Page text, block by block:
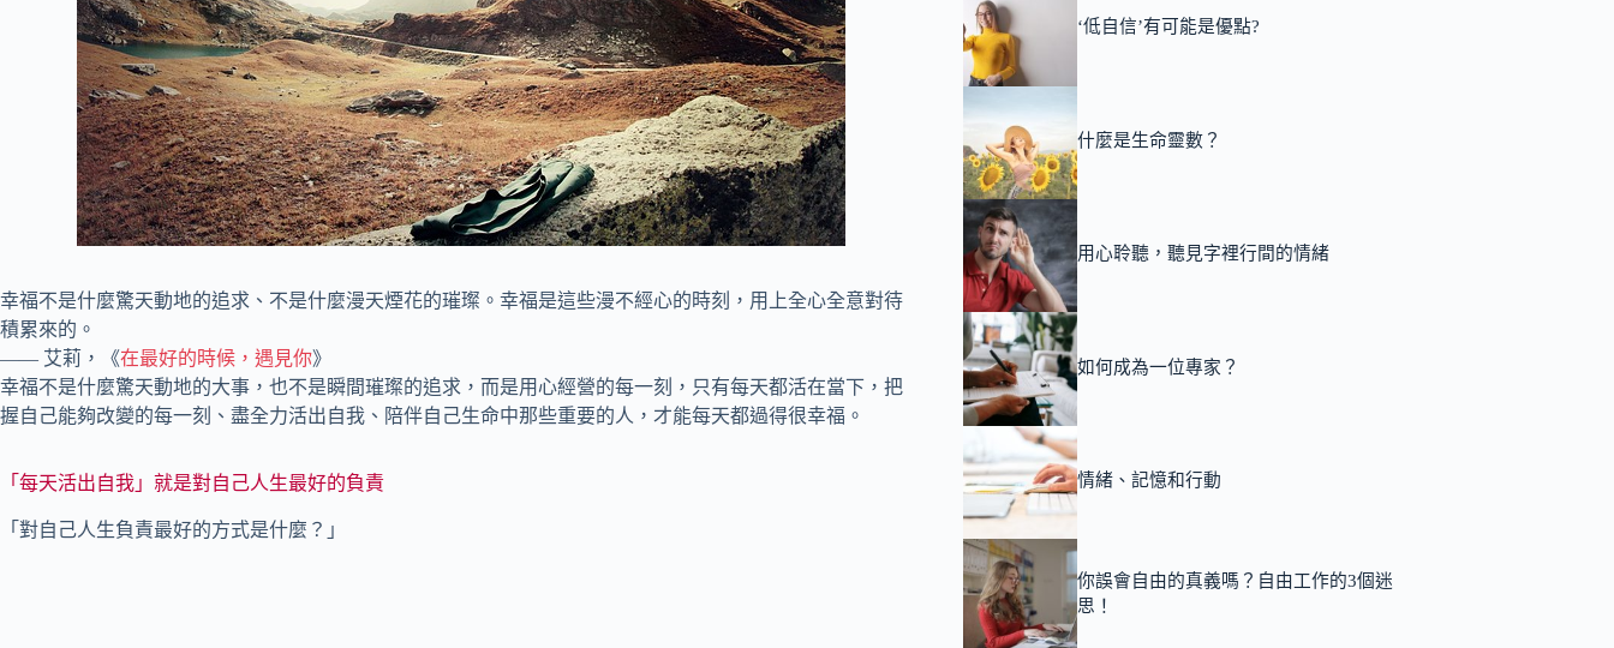
幸福不是什麼驚天動地的追求、不是什麼漫天煙花的璀璨。幸福是這些漫不經心的時刻，用上全心全意對待
積累來的。
—— 艾莉，《在最好的時候，遇見你》
幸福不是什麼驚天動地的大事，也不是瞬間璀璨的追求，而是用心經營的每一刻，只有每天都活在當下，把
握自己能夠改變的每一刻、盡全力活出自我、陪伴自己生命中那些重要的人，才能每天都過得很幸福。
「每天活出自我」就是對自己人生最好的負責
「對自己人生負責最好的方式是什麼？」
‘低自信’有可能是優點?
什麼是生命靈數？
用心聆聽，聽見字裡行間的情緒
如何成為一位專家？
情緒、記憶和行動
你誤會自由的真義嗎？自由工作的3個迷
思！